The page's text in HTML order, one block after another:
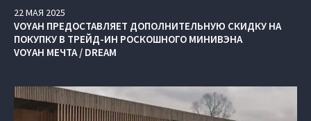
22МАЯ 2025
VOYAH ПРЕДОСТАВЛЯЕТ ДОПОЛНИТЕЛЬНУЮ СКИДКУ НА
ПОКУПКУ В ТРЕЙД-ИН РОСКОШНОГО МИНИВЭНА
VOYAH МЕЧТА / DREAM